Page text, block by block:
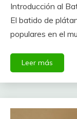
Introducción al
El batido de
populares en el
Leer más